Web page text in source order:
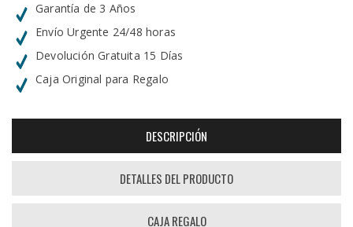
Garantía de 3 Años
Envío Urgente 24/48 horas
Devolución Gratuita 15 Días
Caja Original para Regalo
DESCRIPCIÓN
DETALLES DEL PRODUCTO
CAJA REGALO